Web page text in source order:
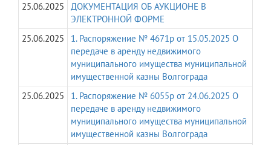
25.06.2025
ДОКУМЕНТАЦИЯ ОБ АУКЦИОНЕ В
ЭЛЕКТРОННОЙ ФОРМЕ
25.06.2025
1. Распоряжение № 4671р от 15.05.2025 О
передаче в аренду недвижимого
муниципального имущества муниципальной
имущественной казны Волгограда
25.06.2025
1. Распоряжение № 6055р от 24.06.2025 О
передаче в аренду недвижимого
муниципального имущества муниципальной
имущественной казны Волгограда